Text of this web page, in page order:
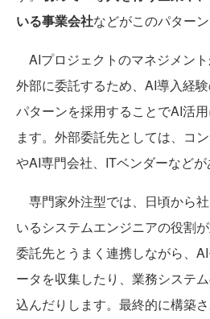
いる事業会社などがこのパターン
AIプロジェクトのマネジメン
外部に委託するため、AI導入経
パターンを採用することでAI活
ます。外部委託先としては、コ
やAI専門会社、ITベンダーなどが
専門家外注型では、日頃から
いるシステムエンジニアの役割
委託先とうまく連携しながら、
ータを収集したり、業務システ
込んだりします。最終的に構築